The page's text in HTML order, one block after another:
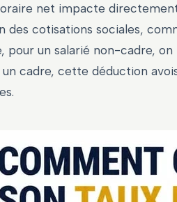
net impacte
des cotisations sociales,
pour un salarié non-cadre,
un cadre, cette déduction